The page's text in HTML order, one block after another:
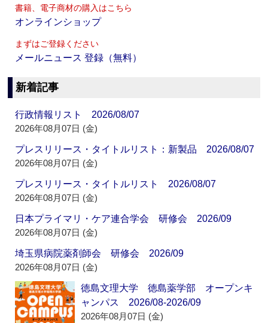
書籍、電子商材の購入はこちら
オンラインショップ
まずはご登録ください
メールニュース 登録（無料）
新着記事
行政情報リスト 2026/08/07
2026年08月07日 (金)
プレスリリース・タイトルリスト：新製品 2026/08/07
2026年08月07日 (金)
プレスリリース・タイトルリスト 2026/08/07
2026年08月07日 (金)
日本プライマリ・ケア連合学会 研修会 2026/09
2026年08月07日 (金)
埼玉県病院薬剤師会 研修会 2026/09
2026年08月07日 (金)
徳島文理大学 徳島薬学部 オープンキ
ャンパス 2026/08-2026/09
2026年08月07日 (金)